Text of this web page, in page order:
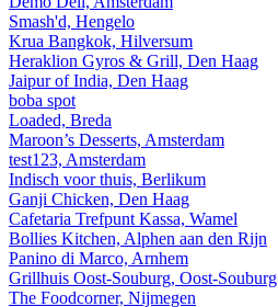
Smash'd, Hengelo
Krua Bangkok, Hilversum
Heraklion Gyros & Grill, Den Haag
Jaipur of India, Den Haag
boba spot
Loaded, Breda
Maroon’s Desserts, Amsterdam
test123, Amsterdam
Indisch voor thuis, Berlikum
Ganji Chicken, Den Haag
Cafetaria Trefpunt Kassa, Wamel
Bollies Kitchen, Alphen aan den Rijn
Panino di Marco, Arnhem
Grillhuis Oost-Souburg, Oost-Souburg
The Foodcorner, Nijmegen